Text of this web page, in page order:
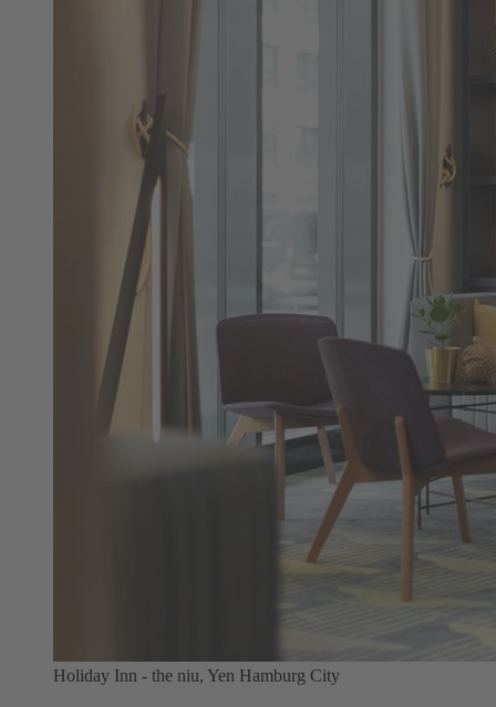
Holiday Inn - the niu, Yen Hamburg City